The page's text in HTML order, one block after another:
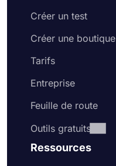
Créer un test
Créer une boutique
Tarifs
Entreprise
Feuille de route
Outils gratuits
Ressources